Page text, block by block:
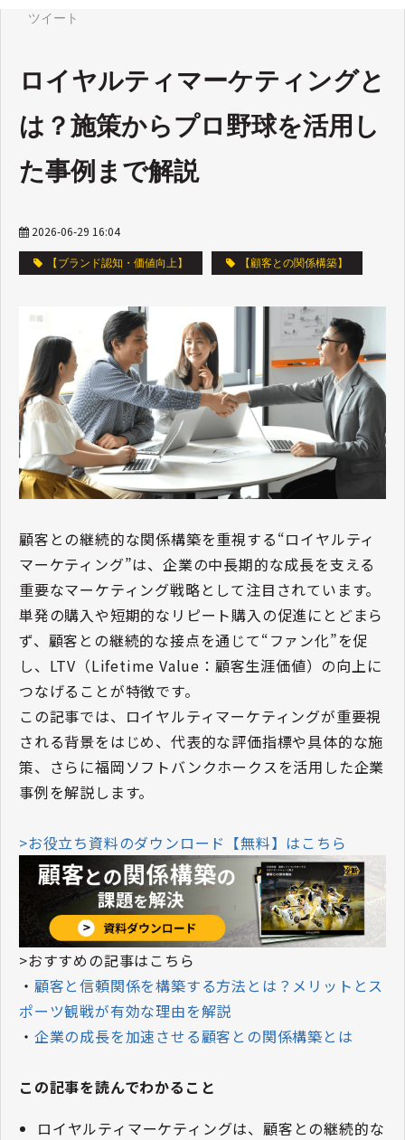
ツイート
ロイヤルティマーケティングと
は？施策からプロ野球を活用し
た事例まで解説
2026-06-29 16:04
【ブランド認知・価値向上】 【顧客との関係構築】
顧客との継続的な関係構築を重視する“ロイヤルティ
マーケティング”は、企業の中長期的な成長を支える
重要なマーケティング戦略として注目されています。
単発の購入や短期的なリピート購入の促進にとどまら
ず、顧客との継続的な接点を通じて“ファン化”を促
し、LTV（Lifetime Value：顧客生涯価値）の向上に
つなげることが特徴です。
この記事では、ロイヤルティマーケティングが重要視
される背景をはじめ、代表的な評価指標や具体的な施
策、さらに福岡ソフトバンクホークスを活用した企業
事例を解説します。
>お役立ち資料のダウンロード【無料】はこちら
>おすすめの記事はこちら
・ 顧客と信頼関係を構築する方法とは？メリットとス
ポーツ観戦が有効な理由を解説
・ 企業の成長を加速させる顧客との関係構築とは
この記事を読んでわかること
ロイヤルティマーケティングは、顧客との継続的な